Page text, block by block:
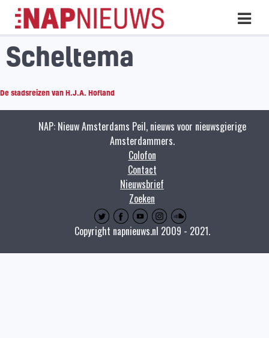
Skip
naar
inhoud
Scheltema
De stadsreizen van H.J.A. Hofland
NAP: Nieuw Amsterdams Peil, nieuws voor nieuwsgierige
Amsterdammers.
Colofon
Contact
Nieuwsbrief
Zoeken
Copyright napnieuws.nl 2009 - 2021.